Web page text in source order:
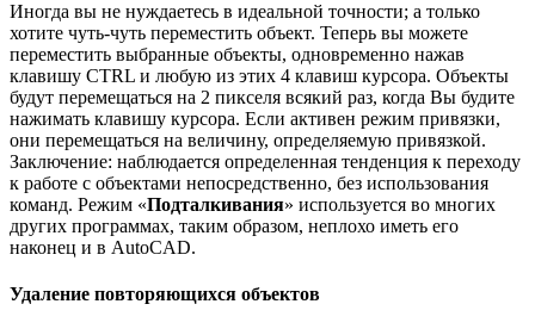
Иногда вы не нуждаетесь в идеальной точности; а только
хотите чуть-чуть переместить объект. Теперь вы можете
переместить выбранные объекты, одновременно нажав
клавишу CTRL и любую из этих 4 клавиш курсора. Объекты
будут перемещаться на 2 пикселя всякий раз, когда Вы будите
нажимать клавишу курсора. Если активен режим привязки,
они перемещаться на величину, определяемую привязкой.
Заключение: наблюдается определенная тенденция к переходу
к работе с объектами непосредственно, без использования
команд. Режим «Подталкивания» используется во многих
других программах, таким образом, неплохо иметь его
наконец и в AutoCAD.
Удаление повторяющихся объектов